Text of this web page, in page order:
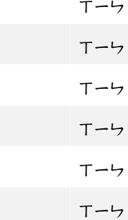
ㄒㄧㄣ
ㄒㄧㄣ
ㄒㄧㄣ
ㄒㄧㄣ
ㄒㄧㄣ
ㄒㄧㄣ